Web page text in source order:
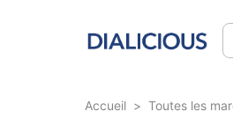
Accueil > Toutes les